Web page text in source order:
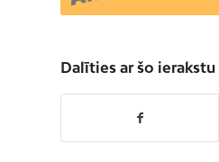
Dalīties ar šo ierakstu